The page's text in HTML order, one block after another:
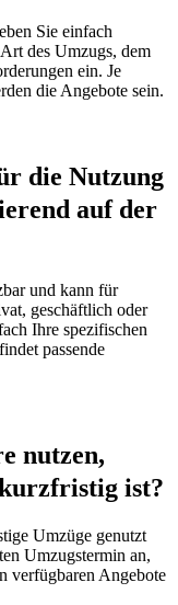
Sie einfach
des Umzugs, dem
ein. Je
die Angebote sein.
die Nutzung
auf der
und kann für
geschäftlich oder
Ihre spezifischen
passende
nutzen,
ist?
Umzüge genutzt
Umzugstermin an,
verfügbaren Angebote